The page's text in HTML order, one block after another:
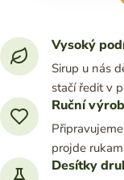
Vysoký
Sirup u nás
stačí ředit v
Ruční
projde
Desítky